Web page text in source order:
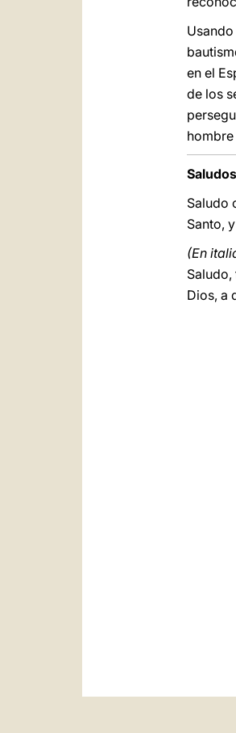
en el
de los
Saludos
Saludo
Santo,
(En
Dios, a